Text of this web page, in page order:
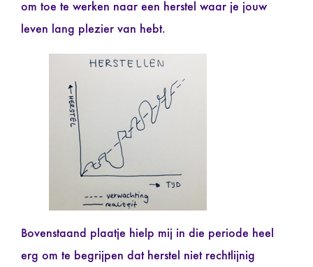
om toe te werken naar een herstel waar je jouw
leven lang plezier van hebt.
Bovenstaand plaatje hielp mij in die periode heel
erg om te begrijpen dat herstel niet rechtlijnig